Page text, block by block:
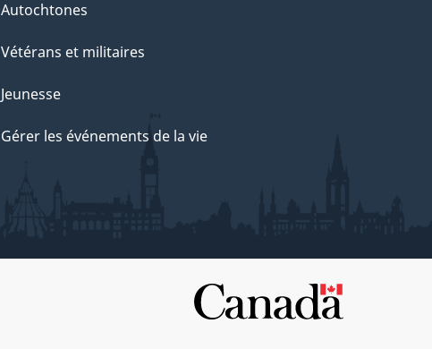
Autochtones
Vétérans et militaires
Jeunesse
Gérer les événements de la vie